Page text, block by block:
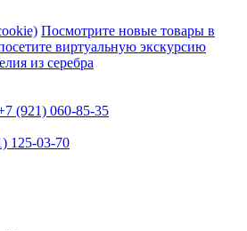
Посмотрите новые товары в
виртуальную экскурсию
(921) 060-85-35
125-03-70